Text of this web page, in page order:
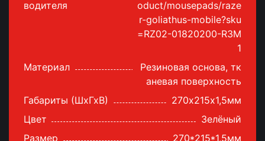
водителя
oduct/mousepads/raze
r-goliathus-mobile?sku
=RZ02-01820200-R3M
1
Материал
Резиновая основа, тк
аневая поверхность
Габариты (ШхГхВ)
270х215х1,5мм
Цвет
Зелёный
Размер
270*215*1,5мм